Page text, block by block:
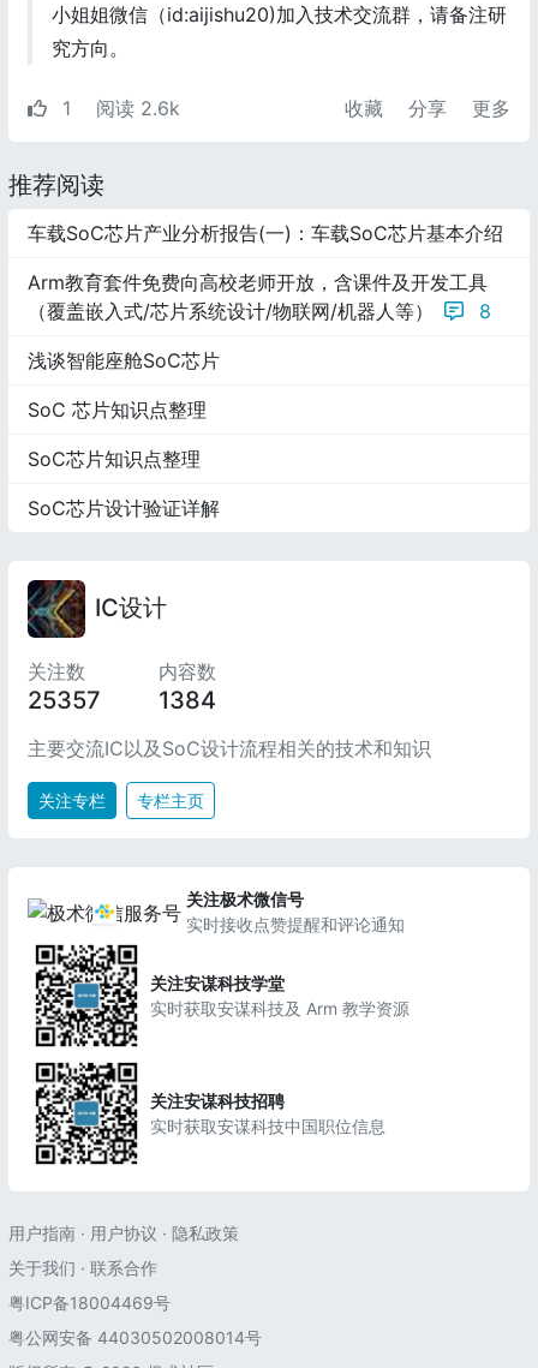
小姐姐微信（id:aijishu20)加入技术交流群，请备注研
究方向。
1 阅读 2.6k 收藏 分享 更多
推荐阅读
车载SoC芯片产业分析报告(一)：车载SoC芯片基本介绍
Arm教育套件免费向高校老师开放，含课件及开发工具
（覆盖嵌入式/芯片系统设计/物联网/机器人等）
8
浅谈智能座舱SoC芯片
SoC 芯片知识点整理
SoC芯片知识点整理
SoC芯片设计验证详解
IC设计
关注数
25357
内容数
1384
主要交流IC以及SoC设计流程相关的技术和知识
关注专栏 专栏主页
关注极术微信号
实时接收点赞提醒和评论通知
关注安谋科技学堂
实时获取安谋科技及 Arm 教学资源
关注安谋科技招聘
实时获取安谋科技中国职位信息
用户指南 · 用户协议 · 隐私政策
关于我们 · 联系合作
粤ICP备18004469号
粤公网安备 44030502008014号